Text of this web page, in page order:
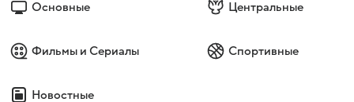
Основные Центральные
Фильмы и Сериалы Спортивные
Новостные